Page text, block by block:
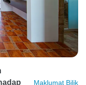
Maklumat Bilik